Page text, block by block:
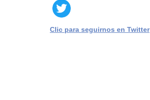
Clic para seguirnos en Twitter